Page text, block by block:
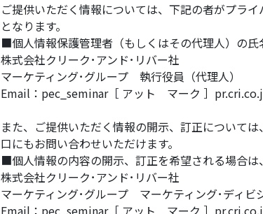
ご提供いただく情報については、下記の者がプラ
となります。
■個人情報保護管理者（もしくはその代理人）の
株式会社クリーク･アンド･リバー社
マーケティング･グループ 執行役員（代理人）
Email：pec_seminar［ アット マーク ］
また、ご提供いただく情報の開示、訂正について
口にもお問い合わせいただけます。
■個人情報の内容の開示、訂正を希望される場合
株式会社クリーク･アンド･リバー社
マーケティング･グループ マーケティング･ディ
Email：pec_seminar［ アット マーク ］